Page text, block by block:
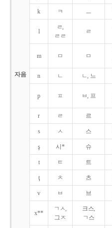
자음
k ㅋ ㅡ
l
ㄹ,
ㄹㄹ
ㄹ
m ㅁ ㅁ
n ㄴ ㄴ, 느
p ㅍ ㅂ, 프
r ㄹ 르
s ㅅ 스
ş 시* 슈
t ㅌ 트
ţ ㅊ 츠
v ㅂ 브
x**
ㄱㅅ,
그ㅈ
크스,
ㄱ스